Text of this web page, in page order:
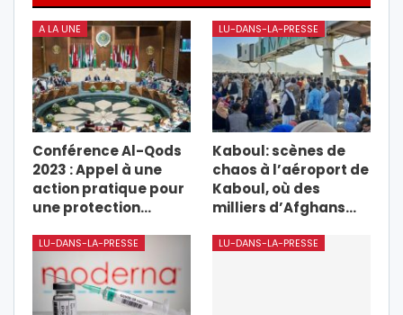
A LA UNE
Conférence Al-Qods
2023 : Appel à une
action pratique pour
une protection…
LU-DANS-LA-PRESSE
Kaboul: scènes de
chaos à l’aéroport de
Kaboul, où des
milliers d’Afghans…
LU-DANS-LA-PRESSE LU-DANS-LA-PRESSE